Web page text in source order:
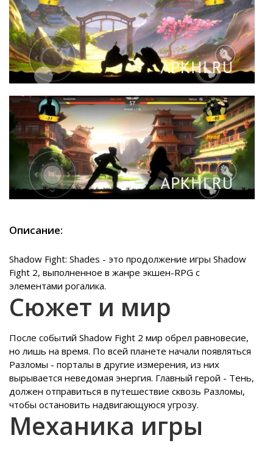
Описание:
Shadow Fight: Shades - это продолжение игры Shadow
Fight 2, выполненное в жанре экшен-RPG с
элементами рогалика.
Сюжет и мир
После событий Shadow Fight 2 мир обрел равновесие,
но лишь на время. По всей планете начали появляться
Разломы - порталы в другие измерения, из них
вырывается неведомая энергия. Главный герой - Тень,
должен отправиться в путешествие сквозь Разломы,
чтобы остановить надвигающуюся угрозу.
Механика игры